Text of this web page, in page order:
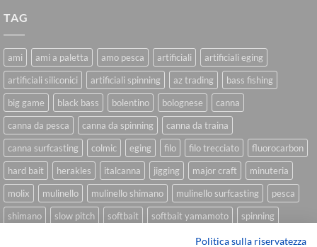
TAG
ami ami a paletta amo pesca artificiali
artificiali eging
artificiali siliconici
artificiali spinning az trading
bass fishing
big game
black bass bolentino bolognese
canna
canna da pesca
canna da spinning
canna da traina
canna surfcasting
colmic eging filo filo trecciato
fluorocarbon
hard bait
herakles italcanna jigging major craft
minuteria
molix
mulinello mulinello shimano mulinello surfcasting
pesca
shimano
slow pitch softbait softbait yamamoto
spinning
trecciato trolling tubertini
Politica sulla riservatezza